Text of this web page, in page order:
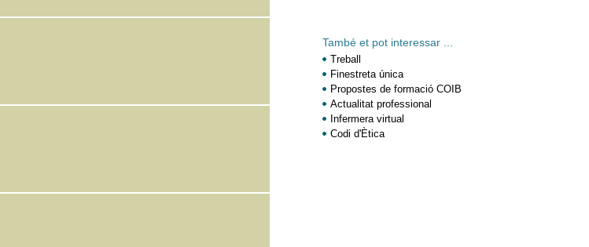
També et pot interessar ...
Treball
Finestreta única
Propostes de formació COIB
Actualitat professional
Infermera virtual
Codi d'Ètica